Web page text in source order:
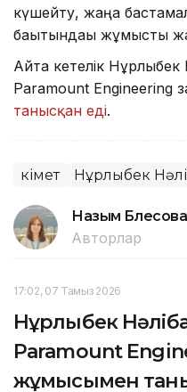
күшейту, жаңа
бағытындағы жұмысты
Айта кетелік Нұрлыбек
Paramount
танысқан еді.
Үкімет Нұрлыбек
Назым Бөлесова
Авторлар
17:02, 07 Тамыз 2026
Нұрлыбек
Paramount
жұмысымен